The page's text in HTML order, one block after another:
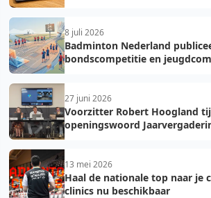
8 juli 2026
Badminton Nederland
bondscompetitie en
27 juni 2026
Voorzitter Robert Hoogland
openingswoord
13 mei 2026
Haal de nationale top naar je
clinics nu beschikbaar